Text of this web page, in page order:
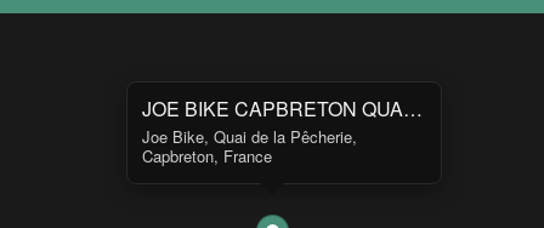
JOE BIKE CAPBRETON QUAI 1000 SABORDS
Joe Bike, Quai de la Pêcherie,
Capbreton, France